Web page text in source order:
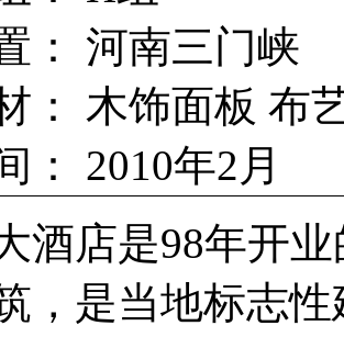
： 河南三门峡
： 木饰面板 布
： 2010年2月
酒店是98年开
，是当地标志